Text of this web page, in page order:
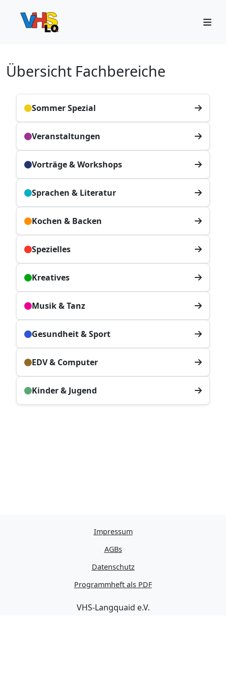
Übersicht Fachbereiche
Sommer Spezial
Veranstaltungen
Vorträge & Workshops
Sprachen & Literatur
Kochen & Backen
Spezielles
Kreatives
Musik & Tanz
Gesundheit & Sport
EDV & Computer
Kinder & Jugend
Impressum
AGBs
Datenschutz
Programmheft als PDF
VHS-Langquaid e.V.